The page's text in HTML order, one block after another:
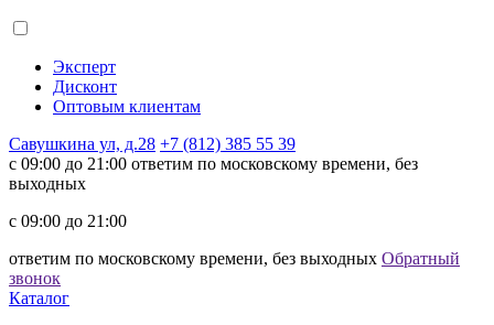
Эксперт
Дисконт
Оптовым клиентам
Савушкина ул, д.28 +7 (812) 385 55 39
c 09:00 до 21:00 ответим по московскому времени, без
выходных
c 09:00 до 21:00
ответим по московскому времени, без выходных Обратный
звонок
Каталог